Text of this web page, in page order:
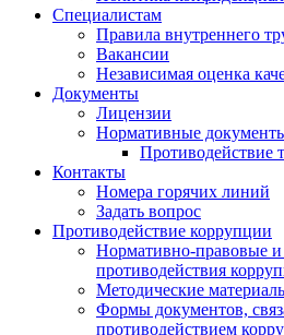
Cпециалистам
Правила внутреннего
Вакансии
Независимая оценка
Документы
Лицензии
Нормативные
Противодействие
Контакты
Номера горячих линий
Задать вопрос
Противодействие коррупции
Нормативно-правовые
противодействия
Методические
Формы документов,
противодействием